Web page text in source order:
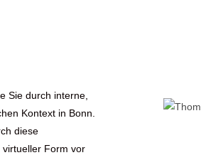
Sie durch interne,
Kontext in Bonn.
diese
Form vor